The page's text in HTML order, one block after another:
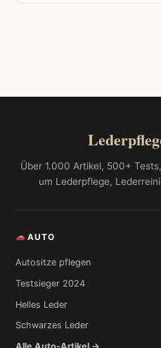
Über 1.000 Artikel, 500+
um Lederpflege,
AUTO
Autositze pflegen
Testsieger 2024
Helles Leder
Schwarzes Leder